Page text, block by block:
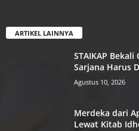
ARTIKEL LAINNYA
STAIKAP
Sarjana Harus
Agustus 10, 2026
Merdeka dari
Lewat Kitab